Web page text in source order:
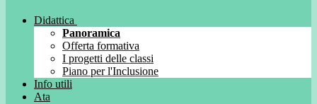
Didattica
Panoramica
Offerta formativa
I progetti delle classi
Piano per l'Inclusione
Info utili
Ata